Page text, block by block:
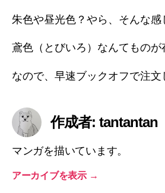
朱色や昼光色？やら、そんな感
鳶色（とびいろ）なんてものが
なので、早速ブックオフで注文
作成者: tantantan
マンガを描いています。
アーカイブを表示 →